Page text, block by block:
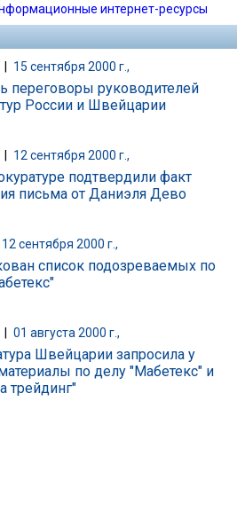
интернет-ресурсы
| 15 сентября 2000 г.,
переговоры руководителей
России и Швейцарии
12 сентября 2000 г.,
подтвердили факт
письма от Даниэля Дево
12 сентября 2000 г.,
список подозреваемых по
01 августа 2000 г.,
Швейцарии запросила у
по делу "Мабетекс" и
трейдинг"